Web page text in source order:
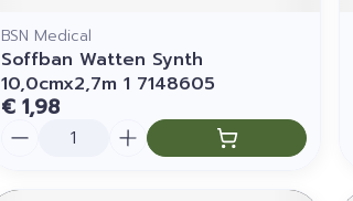
BSN Medical
Soffban Watten Synth
10,0cmx2,7m 1 7148605
€ 1,98